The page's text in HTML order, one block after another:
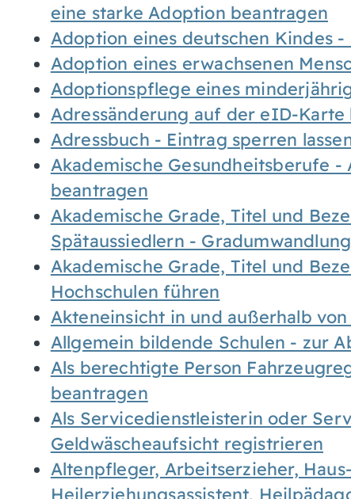
eine starke Adoption beantragen
Adoption eines deutschen Kindes
Adoption eines erwachsenen
Adoptionspflege eines
Adressänderung auf der eID-Karte
Adressbuch - Eintrag sperren
Akademische Gesundheitsberufe
beantragen
Akademische Grade, Titel und
Spätaussiedlern -
Akademische Grade, Titel und
Hochschulen führen
Akteneinsicht in und außerhalb
Allgemein bildende Schulen - zur
Als berechtigte Person
beantragen
Als Servicedienstleisterin oder
Geldwäscheaufsicht registrieren
Altenpfleger, Arbeitserzieher,
Heilerziehungsassistent,